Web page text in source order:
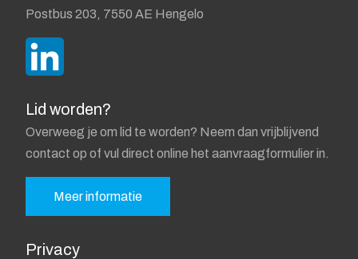
Postbus 203, 7550 AE Hengelo
Lid worden?
Overweeg je om lid te worden? Neem dan vrijblijvend
contact op of vul direct online het aanvraagformulier in.
Meer informatie
Privacy